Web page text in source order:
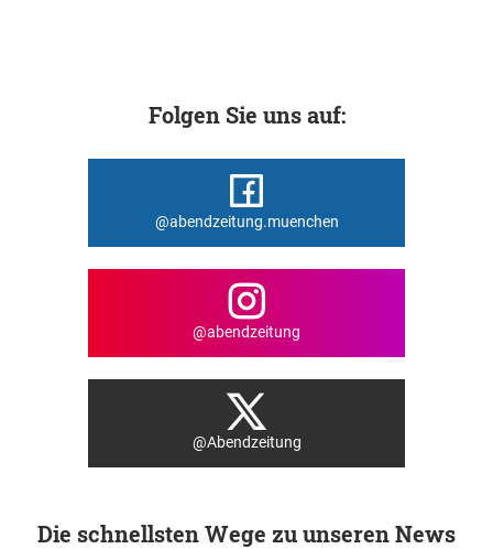
Folgen Sie uns auf:
@abendzeitung.muenchen
@abendzeitung
@Abendzeitung
Die schnellsten Wege zu unseren News